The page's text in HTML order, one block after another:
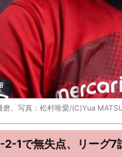
磨。写真：松村唯愛/(C)Yua
1で無失点、リーグ7